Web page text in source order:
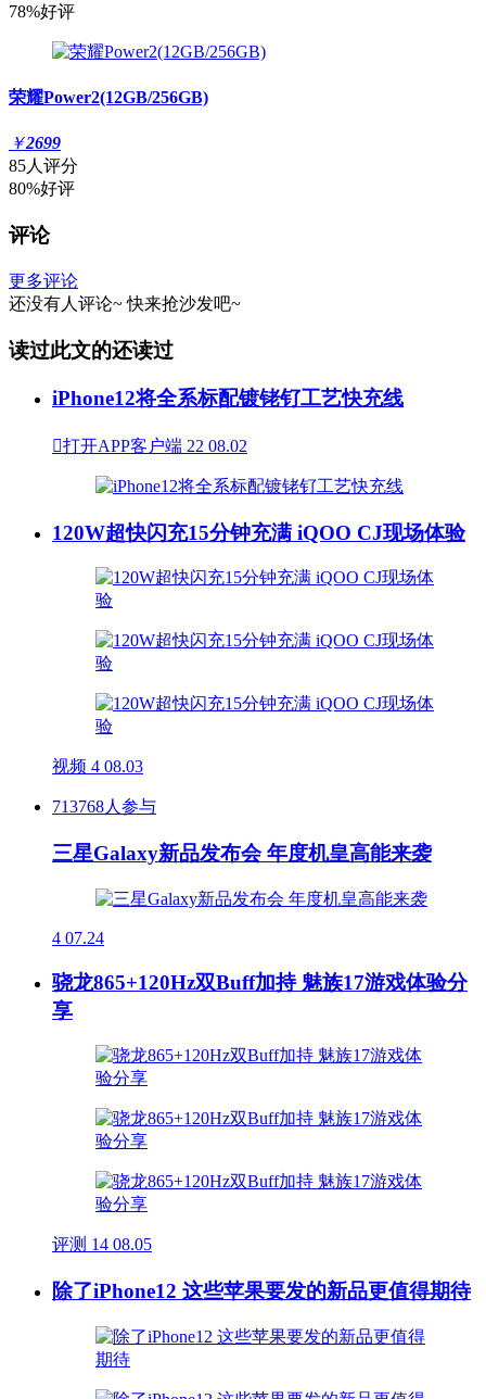
78%好评
荣耀Power2(12GB/256GB)
￥2699
85人评分
80%好评
评论
更多评论
还没有人评论~ 快来抢沙发吧~
读过此文的还读过
iPhone12将全系标配镀铑钌工艺快充线
打开APP客户端 22 08.02
120W超快闪充15分钟充满 iQOO CJ现场体验
视频 4 08.03
713768人参与
三星Galaxy新品发布会 年度机皇高能来袭
4 07.24
骁龙865+120Hz双Buff加持 魅族17游戏体验分
享
评测 14 08.05
除了iPhone12 这些苹果要发的新品更值得期待